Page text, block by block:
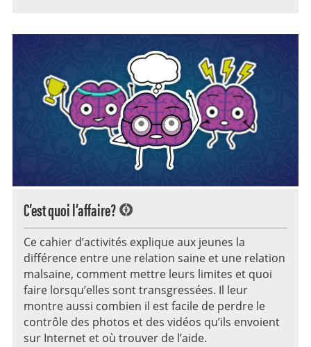
C’est quoi l’affaire?
Ce cahier d’activités explique aux jeunes la
différence entre une relation saine et une relation
malsaine, comment mettre leurs limites et quoi
faire lorsqu’elles sont transgressées. Il leur
montre aussi combien il est facile de perdre le
contrôle des photos et des vidéos qu’ils envoient
sur Internet et où trouver de l’aide.